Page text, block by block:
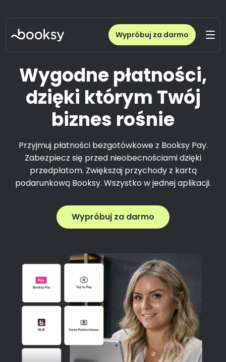
Wypróbuj za darmo
Wygodne płatności,
dzięki którym Twój
biznes rośnie
Przyjmuj płatności bezgotówkowe z Booksy Pay.
Zabezpiecz się przed nieobecnościami dzięki
przedpłatom. Zwiększaj przychody z kartą
podarunkową Booksy. Wszystko w jednej aplikacji.
Wypróbuj za darmo